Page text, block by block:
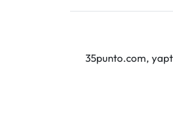
35punto.com,